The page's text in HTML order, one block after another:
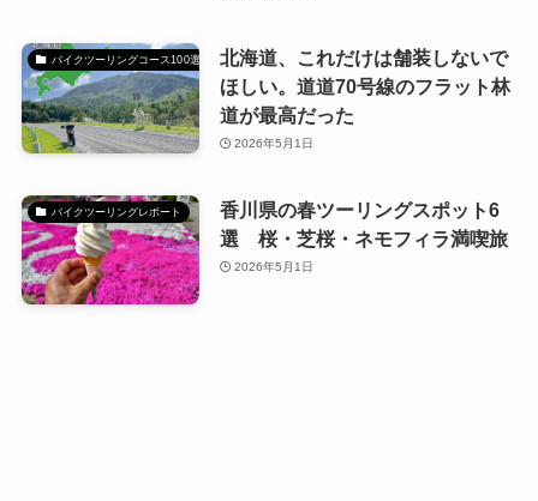
バイクツーリングコース100選
北海道、これだけは舗装しないで
ほしい。道道70号線のフラット林
道が最高だった
2026年5月1日
バイクツーリングレポート
香川県の春ツーリングスポット6
選 桜・芝桜・ネモフィラ満喫旅
2026年5月1日